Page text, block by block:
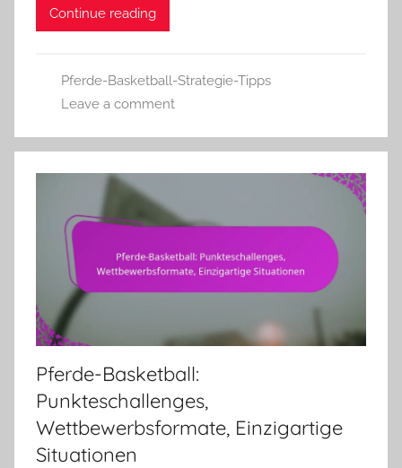
Continue reading
Pferde-Basketball-Strategie-Tipps
Leave a comment
Pferde-Basketball:
Punkteschallenges,
Wettbewerbsformate, Einzigartige
Situationen